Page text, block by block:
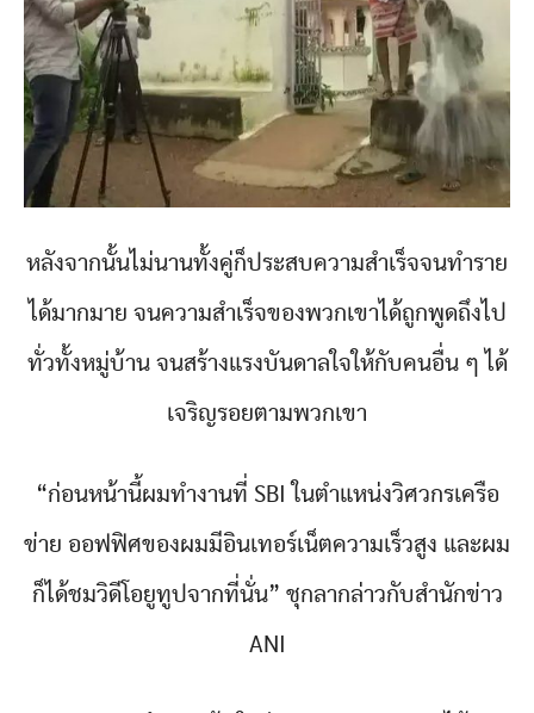
หลังจากนั้นไม่นานทั้งคู่ก็ประสบความสำเร็จจนทำราย
ได้มากมาย จนความสำเร็จของพวกเขาได้ถูกพูดถึงไป
ทั่วทั้งหมู่บ้าน จนสร้างแรงบันดาลใจให้กับคนอื่น ๆ ได้
เจริญรอยตามพวกเขา
“ก่อนหน้านี้ผมทำงานที่ SBI ในตำแหน่งวิศวกรเครือ
ข่าย ออฟฟิศของผมมีอินเทอร์เน็ตความเร็วสูง และผม
ก็ได้ชมวิดีโอยูทูปจากที่นั่น” ชุกลากล่าวกับสำนักข่าว
ANI